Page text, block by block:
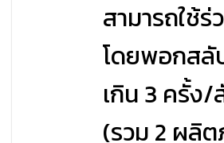
สามารถใช้ร่
โดยพอกสลั
เกิน 3 ครั้ง
(รวม 2 ผลิ